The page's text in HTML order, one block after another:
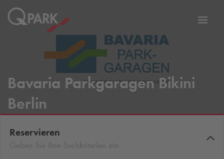
Zur
Bavaria Parkgaragen Bikini
Berlin
Reservieren